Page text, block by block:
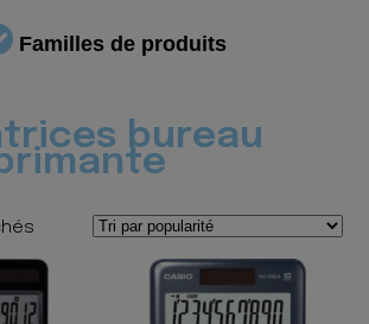
Familles de produits
bureau